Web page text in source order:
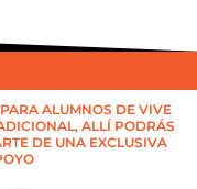
ALUMNOS DE VIVE
ALLÍ PODRÁS
DE UNA EXCLUSIVA